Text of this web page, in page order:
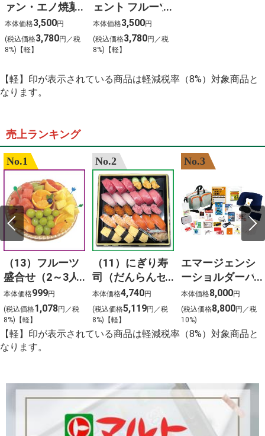
ァン・エノ焼菓
子
本体価格3,500円
(税込価格3,780円／税
8%)【軽】
ェント フルーツ
ゼリー&焼菓子
セット(28個)
本体価格3,500円
(税込価格3,780円／税
8%)【軽】
【軽】印が表示されている商品は軽減税率（8%）対象商品と
なります。
売上ランキング
No.1
（13）フルーツ
盛合せ（2～3人
前）
本体価格999円
(税込価格1,078円／税
8%)【軽】
No.2
（11）にぎり寿
司（だんらんセ
ット）3人前
本体価格4,740円
(税込価格5,119円／税
8%)【軽】
No.3
エマージェンシ
ーショルダーバ
ッグ24点セット
本体価格8,000円
(税込価格8,800円／税
10%)
【軽】印が表示されている商品は軽減税率（8%）対象商品と
なります。